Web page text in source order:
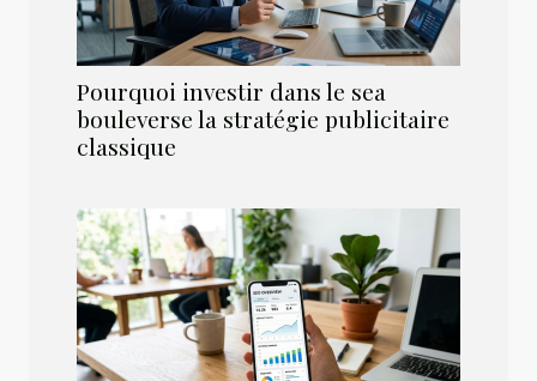
Pourquoi investir dans le sea
bouleverse la stratégie publicitaire
classique